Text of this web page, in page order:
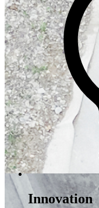
Innovation